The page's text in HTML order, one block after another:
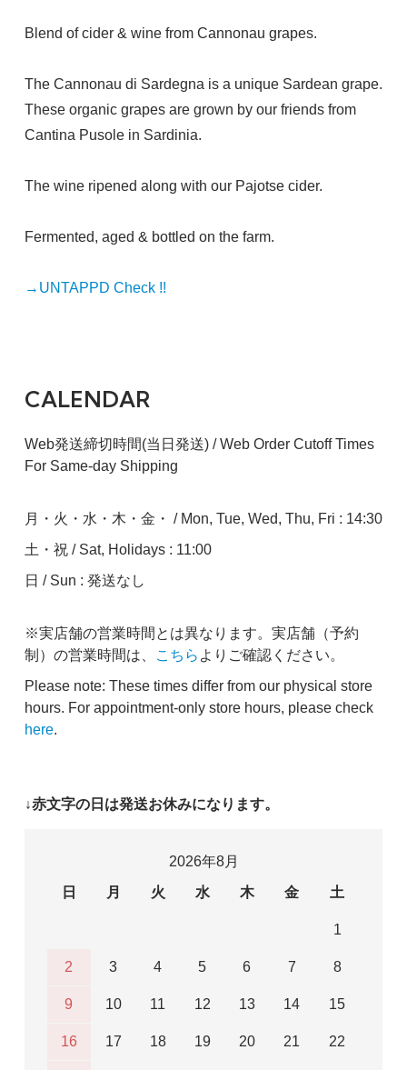
Blend of cider & wine from Cannonau grapes.
The Cannonau di Sardegna is a unique Sardean grape.
These organic grapes are grown by our friends from
Cantina Pusole in Sardinia.
The wine ripened along with our Pajotse cider.
Fermented, aged & bottled on the farm.
→UNTAPPD Check !!
CALENDAR
Web発送締切時間(当日発送) / Web Order Cutoff Times
For Same-day Shipping
月・火・水・木・金・ / Mon, Tue, Wed, Thu, Fri : 14:30
土・祝 / Sat, Holidays : 11:00
日 / Sun : 発送なし
※実店舗の営業時間とは異なります。実店舗（予約
制）の営業時間は、
こちら よりご確認ください。
Please note: These times differ from our physical store
hours. For appointment-only store hours, please check
here.
↓赤文字の日は発送お休みになります。
2026年8月
日
月 火 水 木 金 土
1
2 3 4 5 6 7 8
9 10 11 12 13 14 15
16 17 18 19 20 21 22